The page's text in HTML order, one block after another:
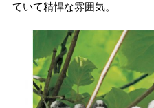
ていて精悍な雰囲気。